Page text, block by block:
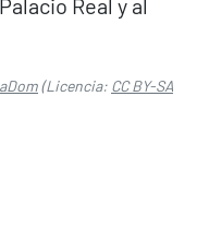
Real y al
(Licencia: CC BY-SA